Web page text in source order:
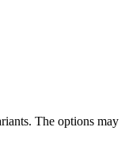
The options may